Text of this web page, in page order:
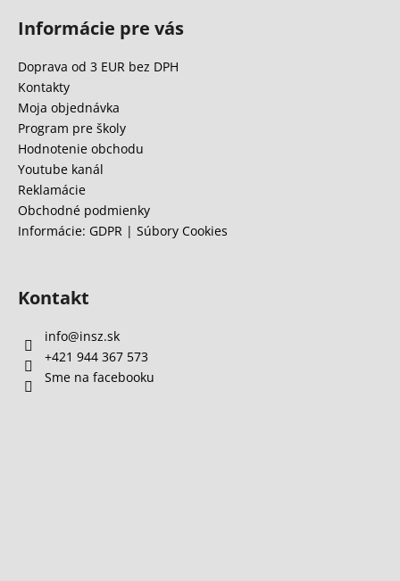
Informácie pre vás
Doprava od 3 EUR bez DPH
Kontakty
Moja objednávka
Program pre školy
Hodnotenie obchodu
Youtube kanál
Reklamácie
Obchodné podmienky
Informácie: GDPR | Súbory Cookies
Kontakt
info@insz.sk
+421 944 367 573
Sme na facebooku